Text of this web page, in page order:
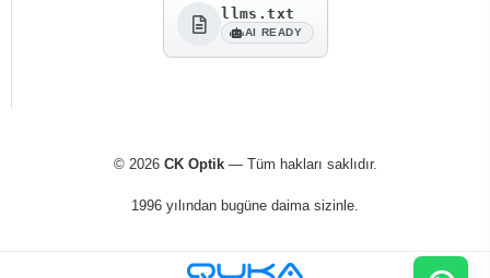
llms.txt
AI READY
© 2026 CK Optik— Tüm hakları saklıdır.
1996 yılından bugüne daima sizinle.